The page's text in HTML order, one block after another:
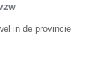
in de provincie